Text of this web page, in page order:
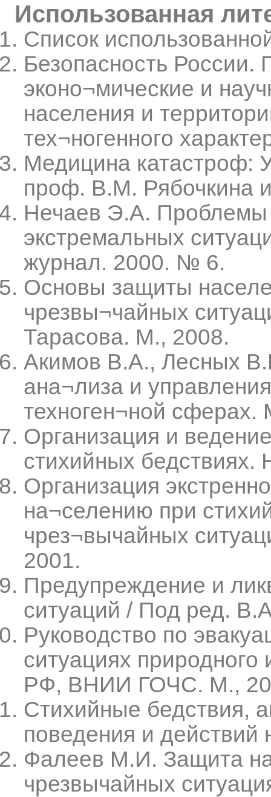
Использованная
Список
Безопасность
эконо¬мические и
населения и
тех¬ногенного
Медицина катастроф:
проф. В.М. Рябочкина
Нечаев Э.А. Проблемы
экстремальных
журнал. 2000. № 6.
Основы защиты
чрезвы¬чайных
Тарасова. М., 2008.
Акимов В.А., Лесных
ана¬лиза и
техноген¬ной
Организация и
стихийных бедствиях.
Организация
на¬селению при
чрез¬вычайных
2001.
Предупреждение и
ситуаций / Под ред.
Руководство по
ситуациях
РФ, ВНИИ ГОЧС. М.,
Стихийные бедствия,
поведения и
Фалеев М.И. Защита
чрезвычайных